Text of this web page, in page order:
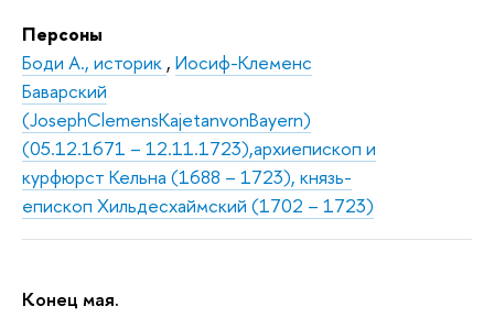
Персоны
Боди А., историк , Иосиф-Клеменс
Баварский
(JosephClemensKajetanvonBayern)
(05.12.1671 – 12.11.1723),архиепископ и
курфюрст Кельна (1688 – 1723), князь-
епископ Хильдесхаймский (1702 – 1723)
Конец мая.